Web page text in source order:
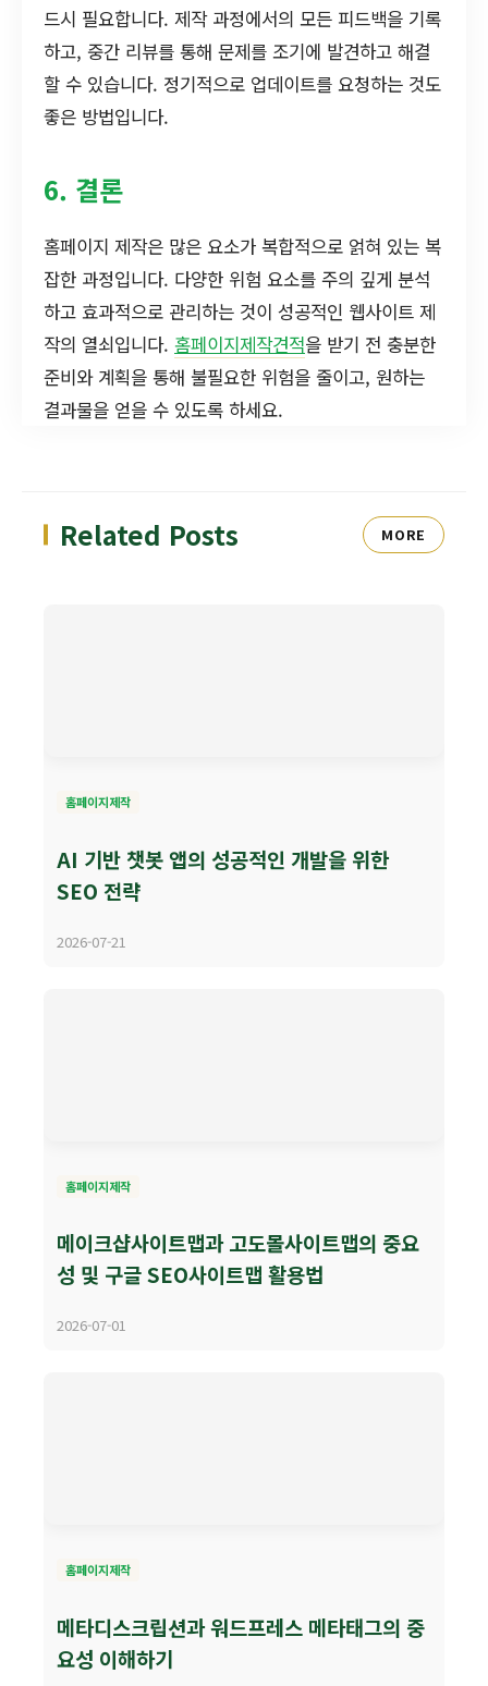
드시 필요합니다. 제작 과정에서의 모든 피드백을 기록
하고, 중간 리뷰를 통해 문제를 조기에 발견하고 해결
할 수 있습니다. 정기적으로 업데이트를 요청하는 것도
좋은 방법입니다.
6. 결론
홈페이지 제작은 많은 요소가 복합적으로 얽혀 있는 복
잡한 과정입니다. 다양한 위험 요소를 주의 깊게 분석
하고 효과적으로 관리하는 것이 성공적인 웹사이트 제
작의 열쇠입니다. 홈페이지제작견적을 받기 전 충분한
준비와 계획을 통해 불필요한 위험을 줄이고, 원하는
결과물을 얻을 수 있도록 하세요.
Related Posts MORE
홈페이지제작
AI 기반 챗봇 앱의 성공적인 개발을 위한
SEO 전략
2026-07-21
홈페이지제작
메이크샵사이트맵과 고도몰사이트맵의 중요
성 및 구글 SEO사이트맵 활용법
2026-07-01
홈페이지제작
메타디스크립션과 워드프레스 메타태그의 중
요성 이해하기